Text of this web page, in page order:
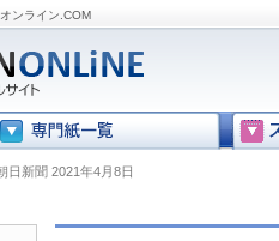
ンライン.COM
日新聞 2021年4月8日